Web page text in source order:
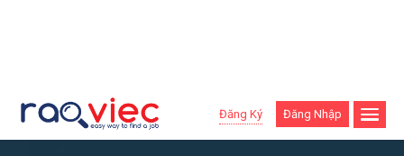
Đăng Ký Đăng Nhập